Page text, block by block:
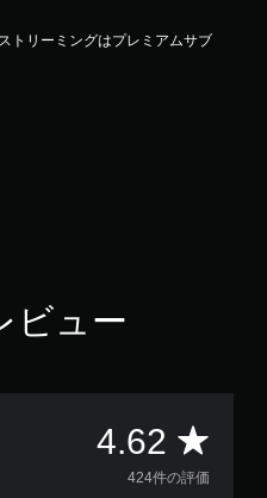
トリーミングはプレミアムサブ
ビュー
4.62 評
価
424件の評価